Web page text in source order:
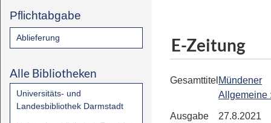
Pflichtabgabe
Ablieferung
Alle Bibliotheken
Universitäts- und
Landesbibliothek Darmstadt
E-Zeitung
Gesamttitel Mündener
Allgemeine
Ausgabe
27.8.2021